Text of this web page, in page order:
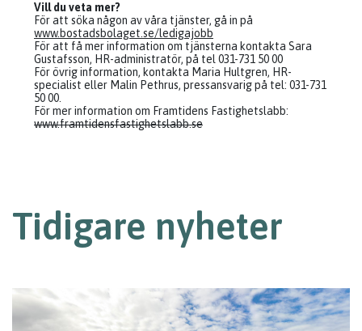
Vill du veta mer?
För att söka någon av våra tjänster, gå in på
www.bostadsbolaget.se/ledigajobb
För att få mer information om tjänsterna kontakta Sara
Gustafsson, HR-administratör, på tel 031-731 50 00
För övrig information, kontakta Maria Hultgren, HR-
specialist eller Malin Pethrus, pressansvarig på tel: 031-731
50 00.
För mer information om Framtidens Fastighetslabb:
www.framtidensfastighetslabb.se
Tidigare nyheter